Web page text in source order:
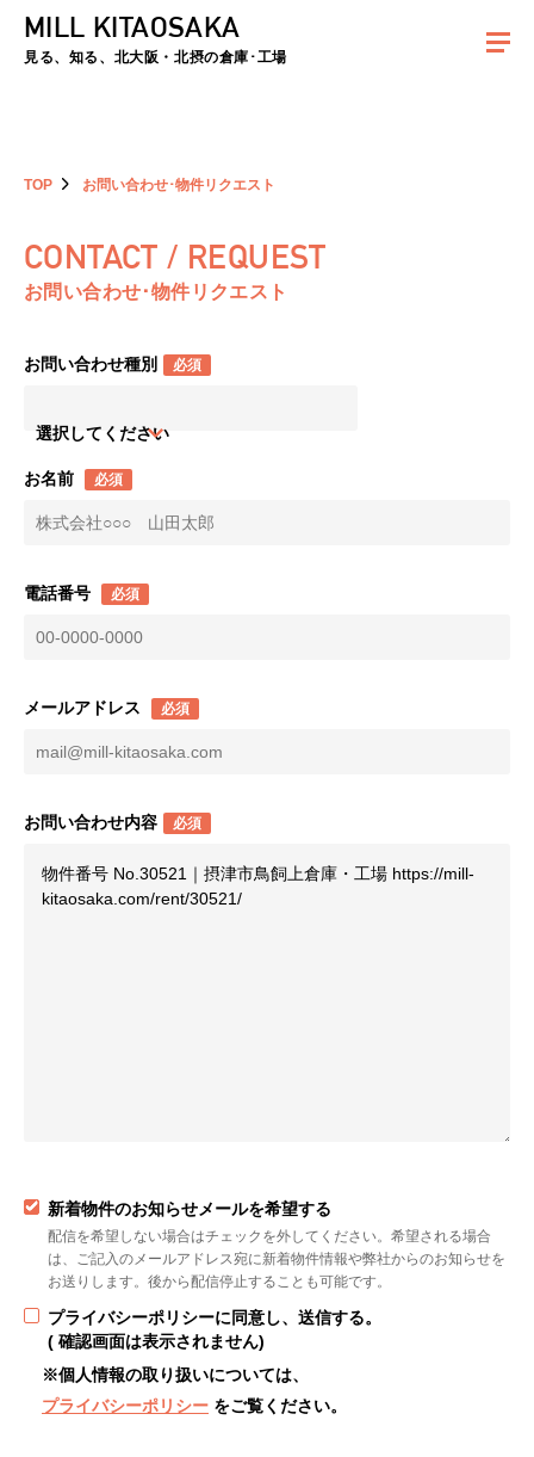
夏季休暇のお知らせ：2026年8月8日(土)～8月16日(日)まで休業とさせていた
MILL KITAOSAKA
見る、知る、北大阪・北摂の倉庫･工場
TOP お問い合わせ･物件リクエスト
CONTACT / REQUEST
お問い合わせ･物件リクエスト
お問い合わせ種別 必須
選択してください
お名前 必須
電話番号 必須
メールアドレス 必須
お問い合わせ内容 必須
新着物件のお知らせメールを希望する
配信を希望しない場合はチェックを外してください。希望される場合
は、ご記入のメールアドレス宛に新着物件情報や弊社からのお知らせを
お送りします。後から配信停止することも可能です。
プライバシーポリシーに同意し、送信する。
( 確認画面は表示されません)
※個人情報の取り扱いについては、
プライバシーポリシー をご覧ください。